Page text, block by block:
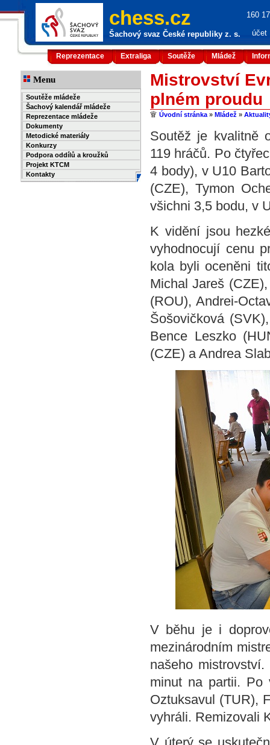
chess.cz
Šachový svaz České republiky z. s.
160
účet
Reprezentace Extraliga Soutěže Mládež
Menu
Soutěže mládeže
Šachový kalendář mládeže
Reprezentace mládeže
Dokumenty
Metodické materiály
Konkurzy
Podpora oddílů a kroužků
Projekt KTCM
Kontakty
Mistrovství
plném proudu
Úvodní stránka » Mládež »
Soutěž je kvalitně
119 hráčů. Po
4 body), v U10
(CZE), Tymon
všichni 3,5 bodu, v
K vidění jsou
vyhodnocují cenu
kola byli oceněni
Michal Jareš
(ROU), Andrei-
Šošovičková
Bence Leszko
(CZE) a Andrea
V běhu je i
mezinárodním
našeho
minut na partii.
Oztuksavul (TUR),
vyhráli. Remizovali